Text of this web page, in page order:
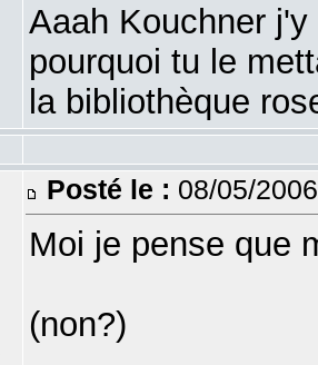
Aaah Kouchner
pourquoi tu le
la bibliothèque
Posté le : 08/05/
Moi je pense que
(non?)